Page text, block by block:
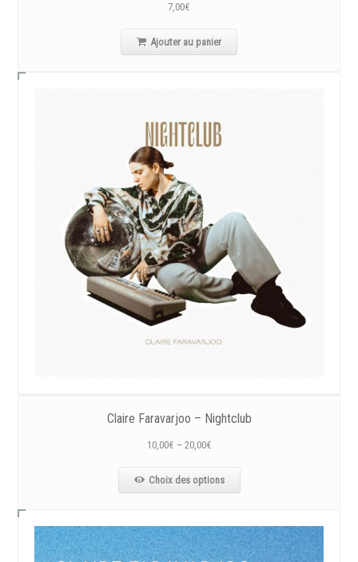
7,00€
Ajouter au panier
Claire Faravarjoo – Nightclub
10,00€ – 20,00€
Choix des options